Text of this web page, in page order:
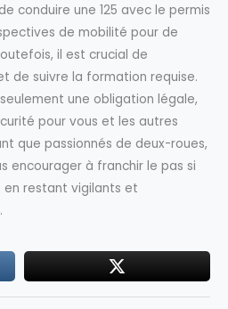
conduire une 125 avec le permis
de mobilité pour de
il est crucial de
de suivre la formation requise.
une obligation légale,
pour vous et les autres
que passionnés de deux-roues,
encourager à franchir le pas si
en restant vigilants et